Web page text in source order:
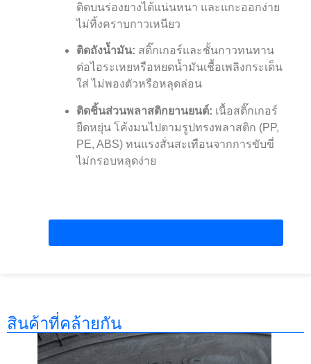
ติดบนร่องยางได้แน่นหนา และแกะออกง่าย
ไม่ทิ้งคราบกาวเหนียว
ติดถังน้ำมัน: สติ๊กเกอร์และชั้นกาวทนทาน
ต่อไอระเหยหรือหยดน้ำมันเชื้อเพลิงกระเด็น
ใส่ ไม่พองตัวหรือหลุดล่อน
ติดชิ้นส่วนพลาสติกยานยนต์: เนื้อสติ๊กเกอร์
ยืดหยุ่น โค้งมนไปตามรูปทรงพลาสติก (PP,
PE, ABS) ทนแรงสั่นสะเทือนจากการขับขี่
ไม่กรอบหลุดง่าย
สินค้าที่คล้ายกัน